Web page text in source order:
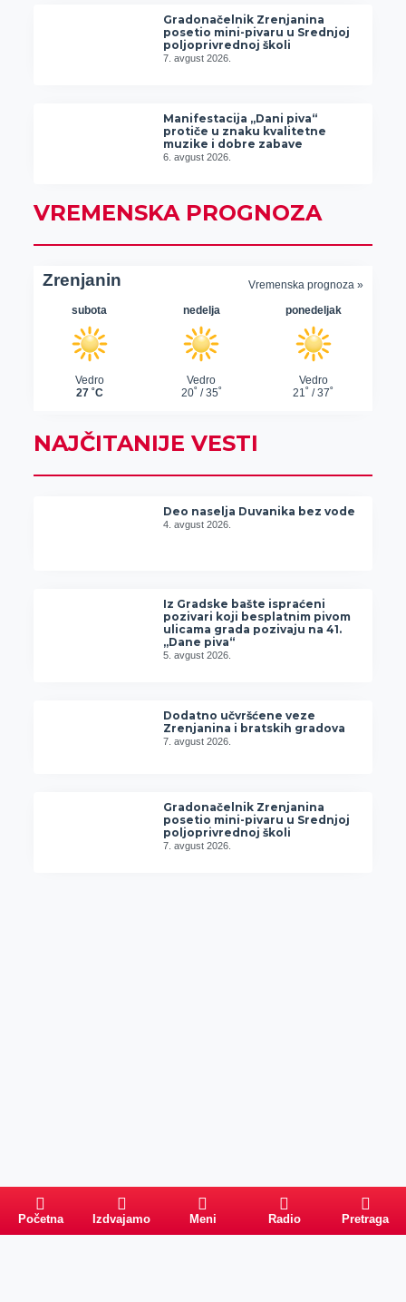
Gradonačelnik Zrenjanina
posetio mini-pivaru u Srednjoj
poljoprivrednoj školi
7. avgust 2026.
Manifestacija „Dani piva“
protiče u znaku kvalitetne
muzike i dobre zabave
6. avgust 2026.
VREMENSKA PROGNOZA
NAJČITANIJE VESTI
Deo naselja Duvanika bez vode
4. avgust 2026.
Iz Gradske bašte ispraćeni
pozivari koji besplatnim pivom
ulicama grada pozivaju na 41.
„Dane piva“
5. avgust 2026.
Dodatno učvršćene veze
Zrenjanina i bratskih gradova
7. avgust 2026.
Gradonačelnik Zrenjanina
posetio mini-pivaru u Srednjoj
poljoprivrednoj školi
7. avgust 2026.
Početna Izdvajamo Meni Radio Pretraga